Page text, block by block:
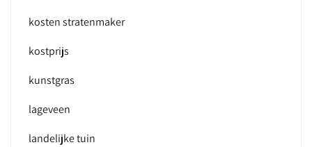
kosten stratenmaker
kostprijs
kunstgras
lageveen
landelijke tuin